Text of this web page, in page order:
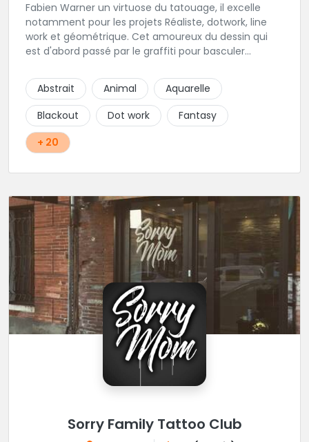
Fabien Warner un virtuose du tatouage, il excelle
notamment pour les projets Réaliste, dotwork, line
work et géométrique. Cet amoureux du dessin qui
est d'abord passé par le graffiti pour basculer
transmettre sa passion du détail pour peaufiner
votre tatouage. On vous invite à découvrir les photos
de ses irréprochables travaux. Une des plus belles
adresse de tatouage, du sud de la France à ne
surtout pas rater !
Abstrait Animal
Aquarelle
Blackout
Dot work
Fantasy
+ 20
Sorry Family Tattoo Club